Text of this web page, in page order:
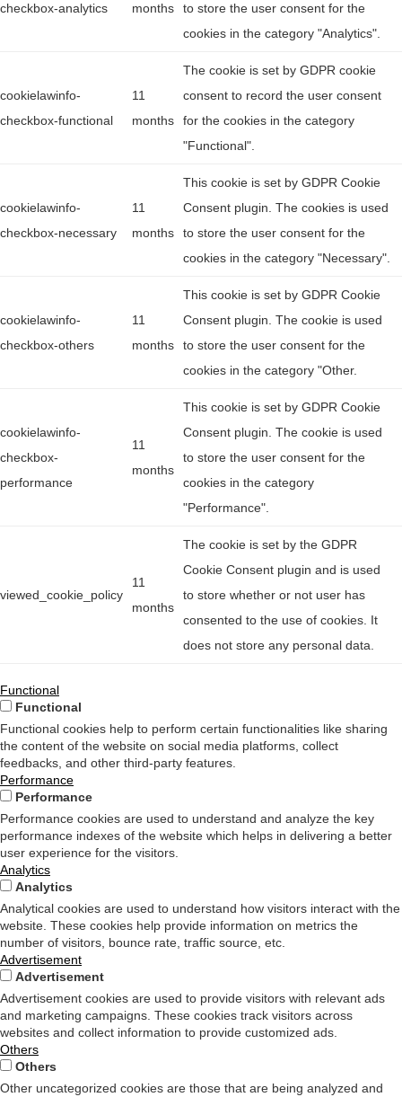
checkbox-analytics
months
to store the user consent for the
cookies in the category "Analytics".
cookielawinfo-
checkbox-functional
11
months
The cookie is set by GDPR cookie
consent to record the user consent
for the cookies in the category
"Functional".
cookielawinfo-
checkbox-necessary
11
months
This cookie is set by GDPR Cookie
Consent plugin. The cookies is used
to store the user consent for the
cookies in the category "Necessary".
cookielawinfo-
checkbox-others
11
months
This cookie is set by GDPR Cookie
Consent plugin. The cookie is used
to store the user consent for the
cookies in the category "Other.
cookielawinfo-
checkbox-
performance
11
months
This cookie is set by GDPR Cookie
Consent plugin. The cookie is used
to store the user consent for the
cookies in the category
"Performance".
viewed_cookie_policy
11
months
The cookie is set by the GDPR
Cookie Consent plugin and is used
to store whether or not user has
consented to the use of cookies. It
does not store any personal data.
Functional
Functional
Functional cookies help to perform certain functionalities like sharing
the content of the website on social media platforms, collect
feedbacks, and other third-party features.
Performance
Performance
Performance cookies are used to understand and analyze the key
performance indexes of the website which helps in delivering a better
user experience for the visitors.
Analytics
Analytics
Analytical cookies are used to understand how visitors interact with the
website. These cookies help provide information on metrics the
number of visitors, bounce rate, traffic source, etc.
Advertisement
Advertisement
Advertisement cookies are used to provide visitors with relevant ads
and marketing campaigns. These cookies track visitors across
websites and collect information to provide customized ads.
Others
Others
Other uncategorized cookies are those that are being analyzed and